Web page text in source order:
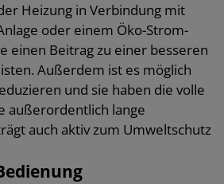
Heizung in Verbindung mit
oder einem Öko-Strom-
einen Beitrag zu einer besseren
Außerdem ist es möglich
und sie haben die volle
außerordentlich lange
auch aktiv zum Umweltschutz